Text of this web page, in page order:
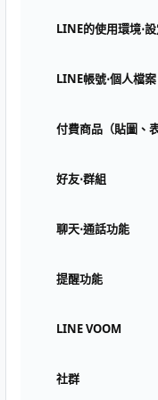
LINE的使用環境⋅
LINE帳號⋅個人檔案
付費商品（貼圖、
好友⋅群組
聊天⋅通話功能
提醒功能
LINE VOOM
社群